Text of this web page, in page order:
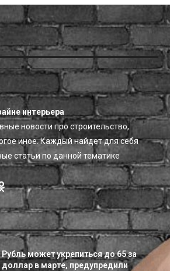
интерьера
новости про строительство,
иное. Каждый найдет для себя
статьи по данной тематике
Рубль может укрепиться до 65 за
доллар в марте, предупредили